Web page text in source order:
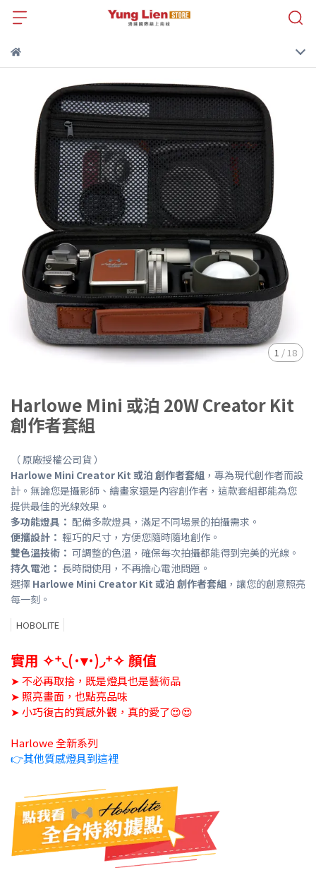
1 / 18
Harlowe Mini 或泊 20W Creator Kit
創作者套組
（ 原廠授權公司貨 ）
Harlowe Mini Creator Kit 或泊 創作者套組 ，專為現代創作者而設
計。無論您是攝影師、繪畫家還是內容創作者，這款套組都能為您
提供最佳的光線效果。
多功能燈具： 配備多款燈具，滿足不同場景的拍攝需求。
便攜設計： 輕巧的尺寸，方便您隨時隨地創作。
雙色溫技術： 可調整的色溫，確保每次拍攝都能得到完美的光線。
持久電池： 長時間使用，不再擔心電池問題。
選擇 Harlowe Mini Creator Kit 或泊 創作者套組 ，讓您的創意照亮
每一刻。
HOBOLITE
實用 ✧⁺◟(˙▾˙)◞⁺✧ 顏值
➤ 不必再取捨，既是燈具也是藝術品
➤ 照亮畫面，也點亮品味
➤ 小巧復古的質感外觀，真的愛了😍😍
Harlowe 全新系列
👉其他質感燈具到這裡